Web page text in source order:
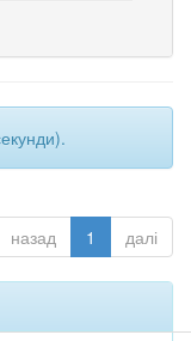
назад 1 далі